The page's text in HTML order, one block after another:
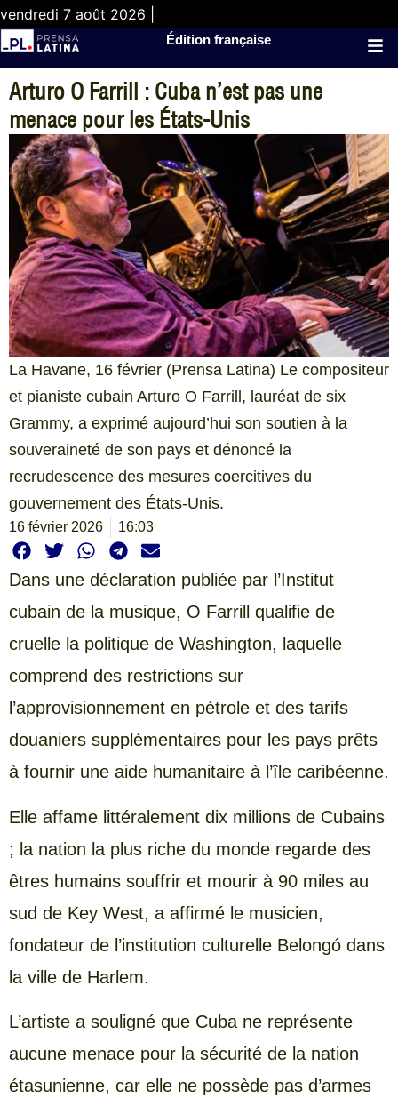
vendredi 7 août 2026 |
Édition française
Arturo O Farrill : Cuba n’est pas une
menace pour les États-Unis
La Havane, 16 février (Prensa Latina) Le compositeur
et pianiste cubain Arturo O Farrill, lauréat de six
Grammy, a exprimé aujourd’hui son soutien à la
souveraineté de son pays et dénoncé la
recrudescence des mesures coercitives du
gouvernement des États-Unis.
16 février 2026 16:03
Dans une déclaration publiée par l’Institut
cubain de la musique, O Farrill qualifie de
cruelle la politique de Washington, laquelle
comprend des restrictions sur
l’approvisionnement en pétrole et des tarifs
douaniers supplémentaires pour les pays prêts
à fournir une aide humanitaire à l’île caribéenne.
Elle affame littéralement dix millions de Cubains
; la nation la plus riche du monde regarde des
êtres humains souffrir et mourir à 90 miles au
sud de Key West, a affirmé le musicien,
fondateur de l’institution culturelle Belongó dans
la ville de Harlem.
L’artiste a souligné que Cuba ne représente
aucune menace pour la sécurité de la nation
étasunienne, car elle ne possède pas d’armes